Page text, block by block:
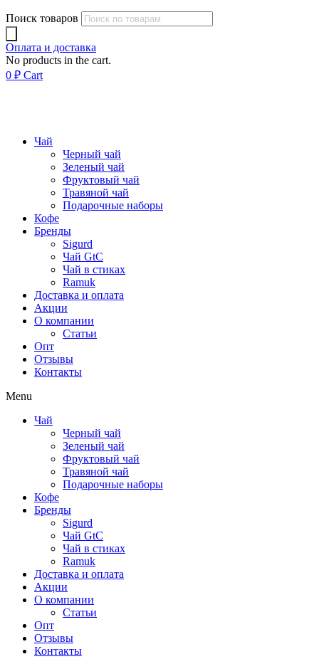
Поиск товаров
Оплата и доставка
No products in the cart.
0 ₽ Cart
Чай
Черный чай
Зеленый чай
Фруктовый чай
Травяной чай
Подарочные наборы
Кофе
Бренды
Sigurd
Чай GtC
Чай в стиках
Ramuk
Доставка и оплата
Акции
О компании
Статьи
Опт
Отзывы
Контакты
Menu
Чай
Черный чай
Зеленый чай
Фруктовый чай
Травяной чай
Подарочные наборы
Кофе
Бренды
Sigurd
Чай GtC
Чай в стиках
Ramuk
Доставка и оплата
Акции
О компании
Статьи
Опт
Отзывы
Контакты